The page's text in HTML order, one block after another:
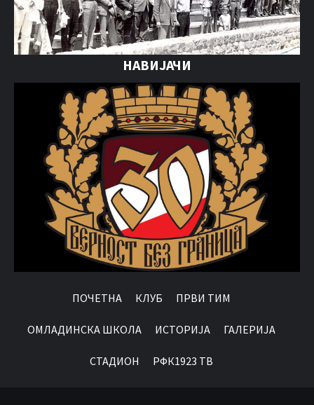
НАВИЈАЧИ
ПОЧЕТНА КЛУБ ПРВИ ТИМ
OМЛАДИНСКА ШКОЛА ИСТОРИЈА ГАЛЕРИЈА
СТАДИОН РФК1923 ТВ